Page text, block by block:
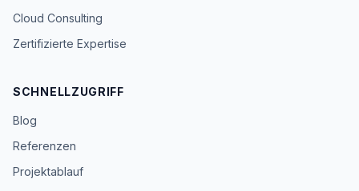
Cloud Consulting
Zertifizierte Expertise
SCHNELLZUGRIFF
Blog
Referenzen
Projektablauf